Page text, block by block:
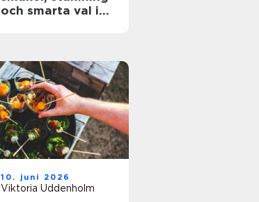
och smarta val i
10. juni 2026
Viktoria Uddenholm